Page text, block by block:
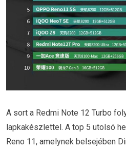
A sort a Redmi Note 12 Turbo
lapkakészlettel. A top 5 utolsó
Reno 11, amelynek belsejében